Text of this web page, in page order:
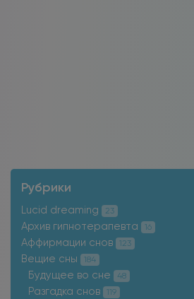
Рубрики
Lucid dreaming 23
Архив гипнотерапевта 16
Аффирмации снов 123
Вещие сны 184
Будущее во сне 48
Разгадка снов 119